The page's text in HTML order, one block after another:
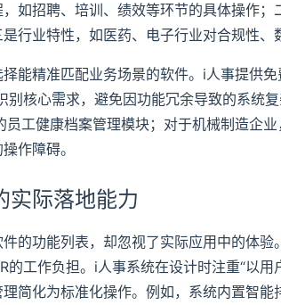
如招聘、培训、绩效等环节的具体操作
行业特性，如医药、电子行业对合规性、
能精准匹配业务场景的软件。i人事提供
别核心需求，避免因功能冗余导致的系统
员工健康档案管理模块；对于机械制造企
作障碍。
实际落地能力
的功能列表，却忽视了实际应用中的体
的工作负担。i人事系统在设计时注重“以
简化为标准化操作。例如，系统内置智